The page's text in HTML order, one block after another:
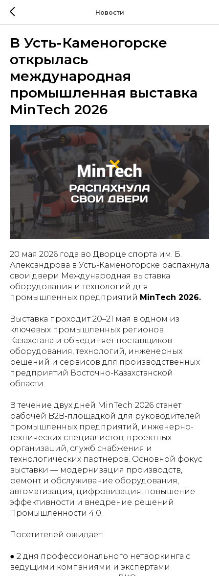
Новости
В Усть-Каменогорске
открылась
международная
промышленная выставка
MinTech 2026
20 мая 2026 года во Дворце спорта им. Б.
Александрова в Усть-Каменогорске распахнула
свои двери Международная выставка
оборудования и технологий для
промышленных предприятий MinTech 2026.
Выставка проходит 20–21 мая в одном из
ключевых промышленных регионов
Казахстана и объединяет поставщиков
оборудования, технологий, инженерных
решений и сервисов для производственных
предприятий Восточно-Казахстанской
области.
В течение двух дней MinTech 2026 станет
рабочей B2B-площадкой для руководителей
промышленных предприятий, инженерно-
технических специалистов, проектных
организаций, служб снабжения и
технологических партнеров. Основной фокус
выставки — модернизация производств,
ремонт и обслуживание оборудования,
автоматизация, цифровизация, повышение
эффективности и внедрение решений
Промышленности 4.0.
Посетителей ожидает:
● 2 дня профессионального нетворкинга с
ведущими компаниями и экспертами